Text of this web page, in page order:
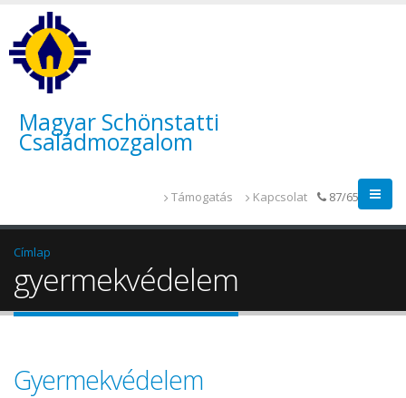
Magyar Schönstatti
Családmozgalom
Támogatás Kapcsolat 87/655-014
Címlap
gyermekvédelem
Gyermekvédelem